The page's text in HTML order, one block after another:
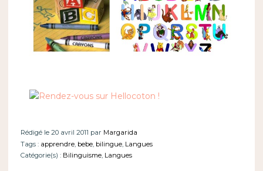
Rédigé le 20 avril 2011 par Margarida
Tags : apprendre, bebe, bilingue, Langues
Catégorie(s) : Bilinguisme, Langues